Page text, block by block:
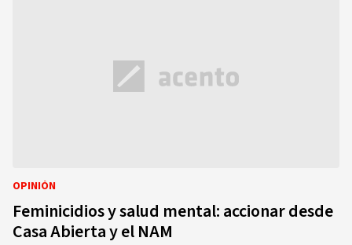
OPINIÓN
Feminicidios y salud mental: accionar desde
Casa Abierta y el NAM